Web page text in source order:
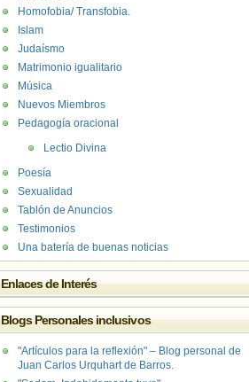
Homofobia/ Transfobia.
Islam
Judaísmo
Matrimonio igualitario
Música
Nuevos Miembros
Pedagogía oracional
Lectio Divina
Poesía
Sexualidad
Tablón de Anuncios
Testimonios
Una batería de buenas noticias
Enlaces de Interés
Blogs Personales inclusivos
"Artículos para la reflexión" – Blog personal de
Juan Carlos Urquhart de Barros.